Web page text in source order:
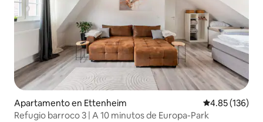
Apartamento en Ettenheim Calificación
4.85 (136)
Refugio barroco 3 | A 10 minutos de Europa-Park